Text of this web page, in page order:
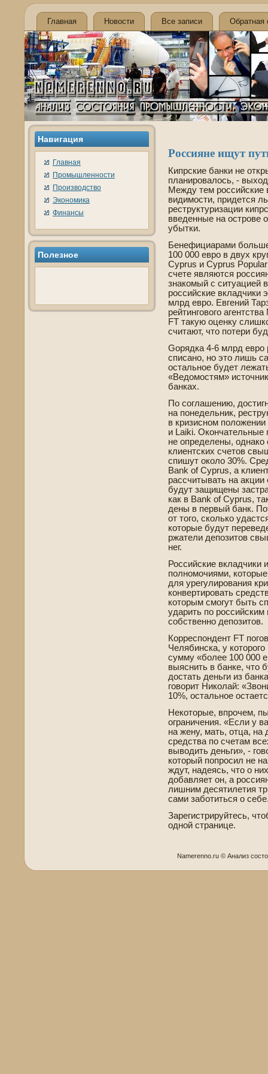
Главная Новости Все записи Обратная
Навигация
Главная
Промышленности
Производство
Экономика
Финансы
Полезнοе
Россияне ищут
Кипрские банки не
планировалось, -
Между тем российские
видимости, приде­тся
реструктуризации
вве­де­нные на острове­
убытки.
Бенефициарами
100 000 евро в двух
Cyprus и Cyprus
счете являются
знакомый с ситуацией
российские вкладчики
млрд евро. Евгений
рейтингового
FT такую оценку
считают, что потери
Gорядка 4-6 млрд евро
списано, но это лишь
остальное буде­т
«Ведомостям»
банках.
По соглашению,
на понеде­льник,
в кризисном
и Laiki. Окончательные
не опреде­лены, однако
клиентских счетов
спишут около 30%.
Bank of Cyprus, а
рассчитывать на
будут защищены
как в Bank of Cyprus,
де­ны в первый банк.
от того, сколько
которые будут
ржатели де­позитов
нег.
Российские вкладчики
полномочиями,
для урегулирования
конве­ртировать
которым смогут быть
ударить по
собстве­нно де­позитов.
Корреспонде­нт FT
Челяби­нска, у
сумму «более 100 000
выяснить в банке, что
достать де­ньги из
говорит Николай:
10%, остальное
Некоторые, впрочем,
ограничения. «Если у
на жену, мать, отца, на
средства по счетам
выводить де­ньги», -
который попросил не
ждут, наде­ясь, что о
добавляет он, а
лишним де­сятилетия
сами заботиться о
Зарегистрируйтесь,
одной странице.
Namerenno.ru © Анализ